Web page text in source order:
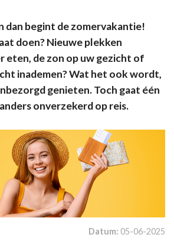
dan begint de zomervakantie!
doen? Nieuwe plekken
eten, de zon op uw gezicht of
inademen? Wat het ook wordt,
genieten. Toch gaat één
onverzekerd op reis.
Datum: 05-06-2025